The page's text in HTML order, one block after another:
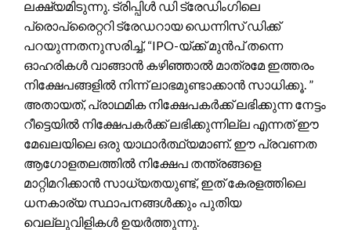
ലക്ഷ്യമിടുന്നു. ട്രിപ്പിൾ ഡി ട്രേഡിംഗിലെ
പ്രൊപ്രൈറ്ററി ട്രേഡറായ ഡെന്നിസ് ഡിക്ക്
പറയുന്നതനുസരിച്ച്, “IPO-യ്ക്ക് മുൻപ് തന്നെ
ഓഹരികൾ വാങ്ങാൻ കഴിഞ്ഞാൽ മാത്രമേ ഇത്തരം
നിക്ഷേപങ്ങളിൽ നിന്ന് ലാഭമുണ്ടാക്കാൻ സാധിക്കൂ. ”
അതായത്, പ്രാഥമിക നിക്ഷേപകർക്ക് ലഭിക്കുന്ന നേട്ടം
റീട്ടെയിൽ നിക്ഷേപകർക്ക് ലഭിക്കുന്നില്ല എന്നത് ഈ
മേഖലയിലെ ഒരു യാഥാർത്ഥ്യമാണ്. ഈ പ്രവണത
ആഗോളതലത്തിൽ നിക്ഷേപ തന്ത്രങ്ങളെ
മാറ്റിമറിക്കാൻ സാധ്യതയുണ്ട്, ഇത് കേരളത്തിലെ
ധനകാര്യ സ്ഥാപനങ്ങൾക്കും പുതിയ
വെല്ലുവിളികൾ ഉയർത്തുന്നു.